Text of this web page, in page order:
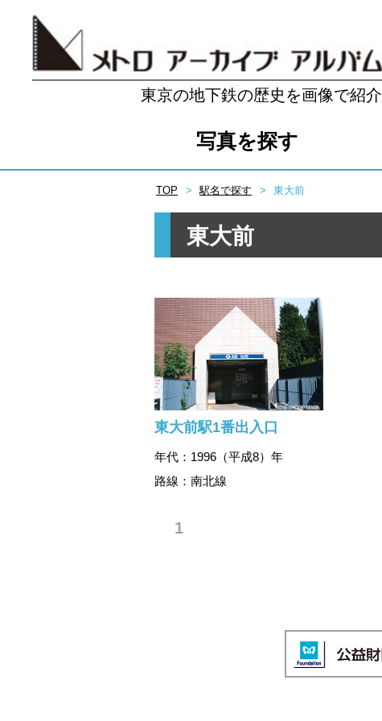
東京の地下鉄の歴史を画像で紹介
写真を探す
TOP 駅名で探す 東大前
東大前
東大前駅1番出入口
年代：1996（平成8）年
路線：南北線
1